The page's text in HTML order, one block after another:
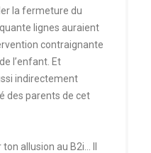
la fermeture du
lignes auraient
contraignante
l’enfant. Et
indirectement
des parents de cet
allusion au B2i… Il